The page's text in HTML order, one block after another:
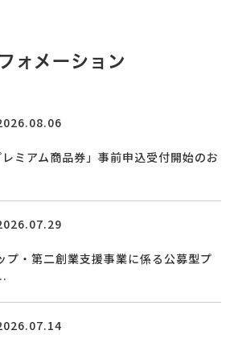
ォメーション
ミアム商品券」事前申込受付開始のお
プ・第二創業支援事業に係る公募型プ